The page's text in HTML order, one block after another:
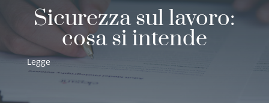
Sicurezza sul lavoro:
cosa si intende
Legge